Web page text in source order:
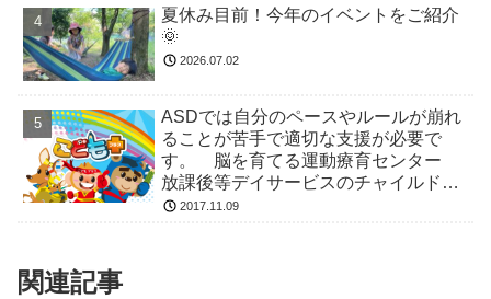
夏休み目前！今年のイベントをご紹介
🌞
2026.07.02
ASDでは自分のペースやルールが崩れ
ることが苦手で適切な支援が必要で
す。 脳を育てる運動療育センター
放課後等デイサービスのチャイルド・
ブレイン
2017.11.09
関連記事